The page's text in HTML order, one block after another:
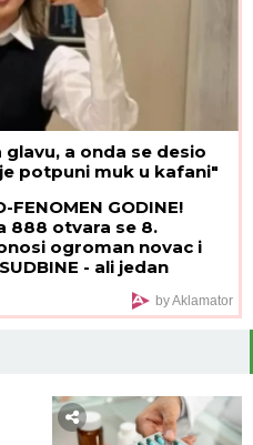
a onda se desio
potpuni muk u kafani"
FENOMEN GODINE!
888 otvara se 8.
ogroman novac i
- ali jedan
da uradite za uspeh
by Aklamator